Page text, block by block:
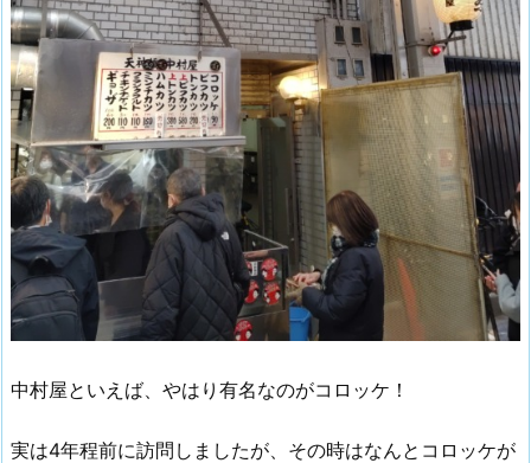
中村屋といえば、やはり有名なのがコロッケ！
実は4年程前に訪問しましたが、その時はなんとコロッケが